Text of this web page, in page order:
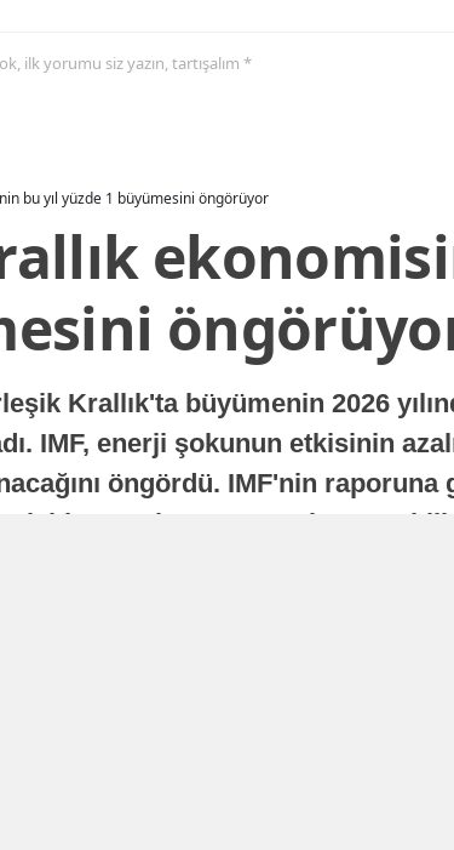
ilk yorumu siz yazın, tartışalım *
bu yıl yüzde 1 büyümesini öngörüyor
Krallık'ta büyümenin 2026
IMF, enerji şokunun etkisinin
öngördü. IMF'nin raporuna
bir toparlanma süreci